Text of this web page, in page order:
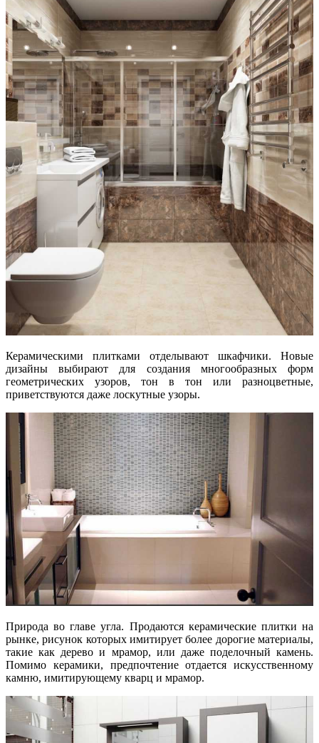
Керамическими плитками отделывают шкафчики. Новые
дизайны выбирают для создания многообразных форм
геометрических узоров, тон в тон или разноцветные,
приветствуются даже лоскутные узоры.
Природа во главе угла. Продаются керамические плитки на
рынке, рисунок которых имитирует более дорогие материалы,
такие как дерево и мрамор, или даже поделочный камень.
Помимо керамики, предпочтение отдается искусственному
камню, имитирующему кварц и мрамор.